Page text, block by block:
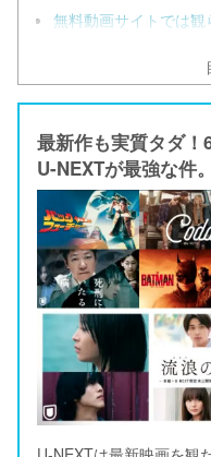
無料動画サイトでは観
最新作も実質タダ！
U-NEXTが最強な件。